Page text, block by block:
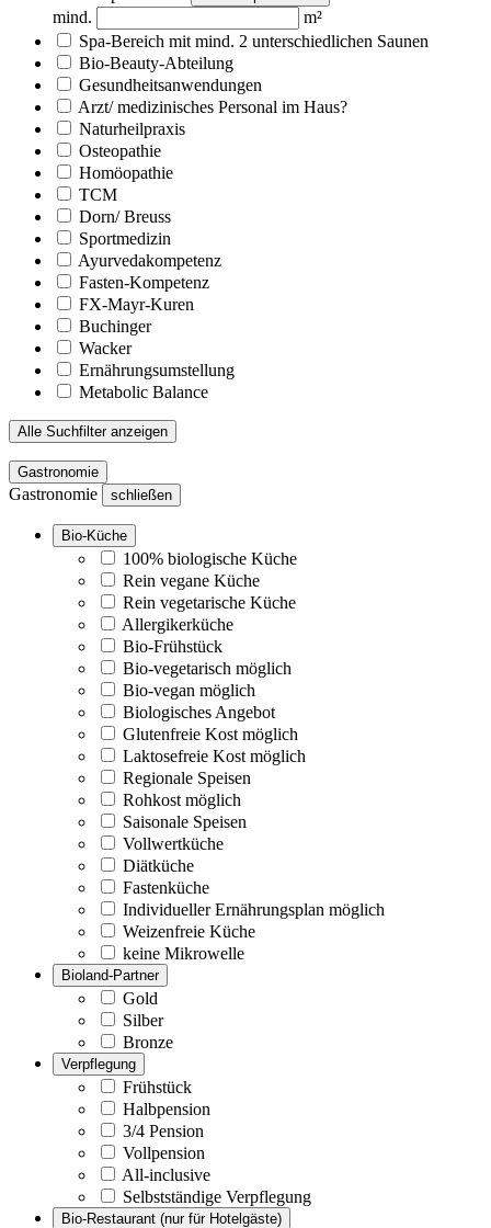
mind.
m²
Spa-Bereich mit mind. 2 unterschiedlichen Saunen
Bio-Beauty-Abteilung
Gesundheitsanwendungen
Arzt/ medizinisches Personal im Haus?
Naturheilpraxis
Osteopathie
Homöopathie
TCM
Dorn/ Breuss
Sportmedizin
Ayurvedakompetenz
Fasten-Kompetenz
FX-Mayr-Kuren
Buchinger
Wacker
Ernährungsumstellung
Metabolic Balance
Alle Suchfilter anzeigen
Gastronomie
Gastronomie schließen
Bio-Küche
100% biologische Küche
Rein vegane Küche
Rein vegetarische Küche
Allergikerküche
Bio-Frühstück
Bio-vegetarisch möglich
Bio-vegan möglich
Biologisches Angebot
Glutenfreie Kost möglich
Laktosefreie Kost möglich
Regionale Speisen
Rohkost möglich
Saisonale Speisen
Vollwertküche
Diätküche
Fastenküche
Individueller Ernährungsplan möglich
Weizenfreie Küche
keine Mikrowelle
Bioland-Partner
Gold
Silber
Bronze
Verpflegung
Frühstück
Halbpension
3/4 Pension
Vollpension
All-inclusive
Selbstständige Verpflegung
Bio-Restaurant (nur für Hotelgäste)